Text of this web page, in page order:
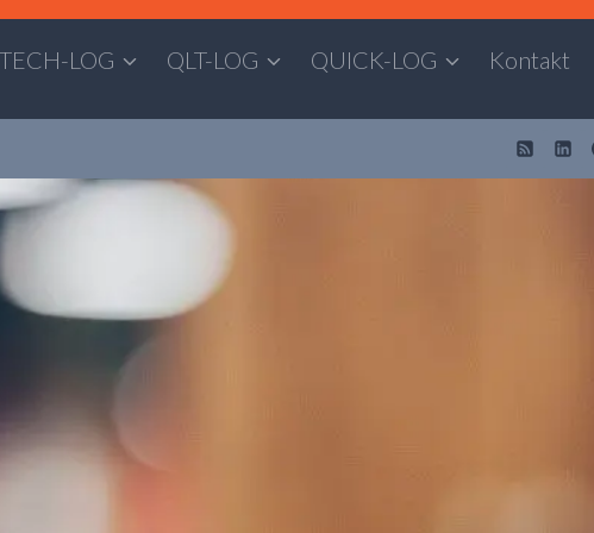
TECH-LOG QLT-LOG QUICK-LOG Kontakt